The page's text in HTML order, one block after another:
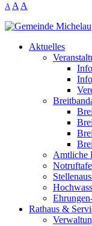
A A A
Aktuelles
Amtliche
Rathaus &